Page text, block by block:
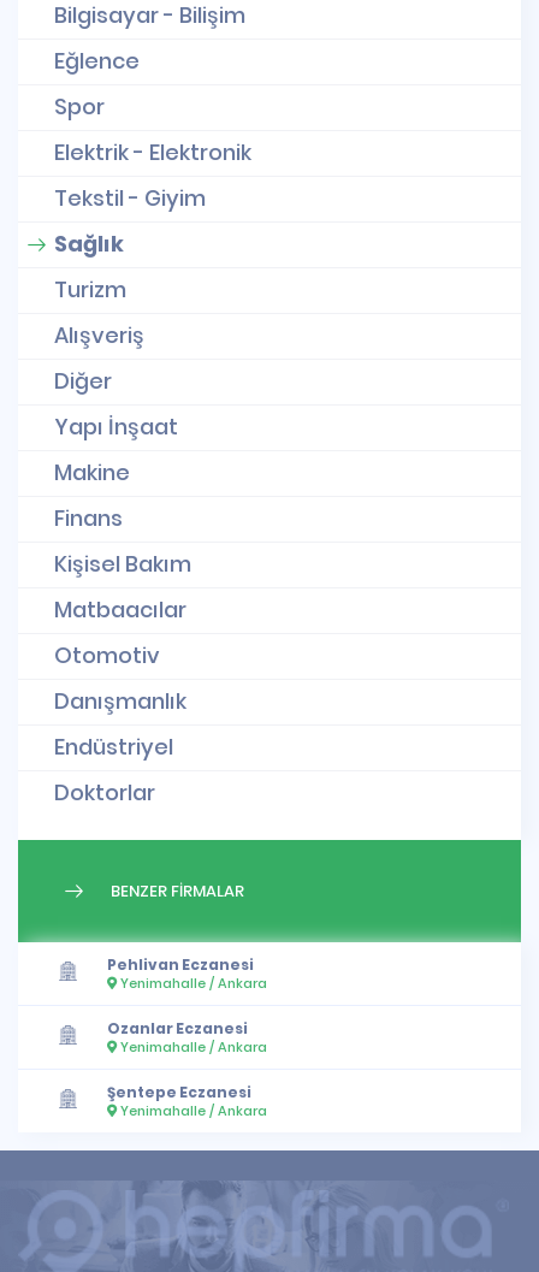
Bilgisayar - Bilişim
Eğlence
Spor
Elektrik - Elektronik
Tekstil - Giyim
Sağlık
Turizm
Alışveriş
Diğer
Yapı İnşaat
Makine
Finans
Kişisel Bakım
Matbaacılar
Otomotiv
Danışmanlık
Endüstriyel
Doktorlar
BENZER FİRMALAR
Pehlivan Eczanesi
Yenimahalle / Ankara
Ozanlar Eczanesi
Yenimahalle / Ankara
Şentepe Eczanesi
Yenimahalle / Ankara